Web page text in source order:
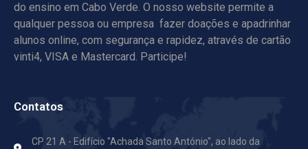
do ensino em Cabo Verde. O nosso website permite a
qualquer pessoa ou empresa fazer doações e apadrinhar
alunos online, com segurança e rapidez, através de cartão
vinti4, VISA e Mastercard. Participe!
Contatos
CP 21 A - Edifício "Achada Santo António", ao lado da